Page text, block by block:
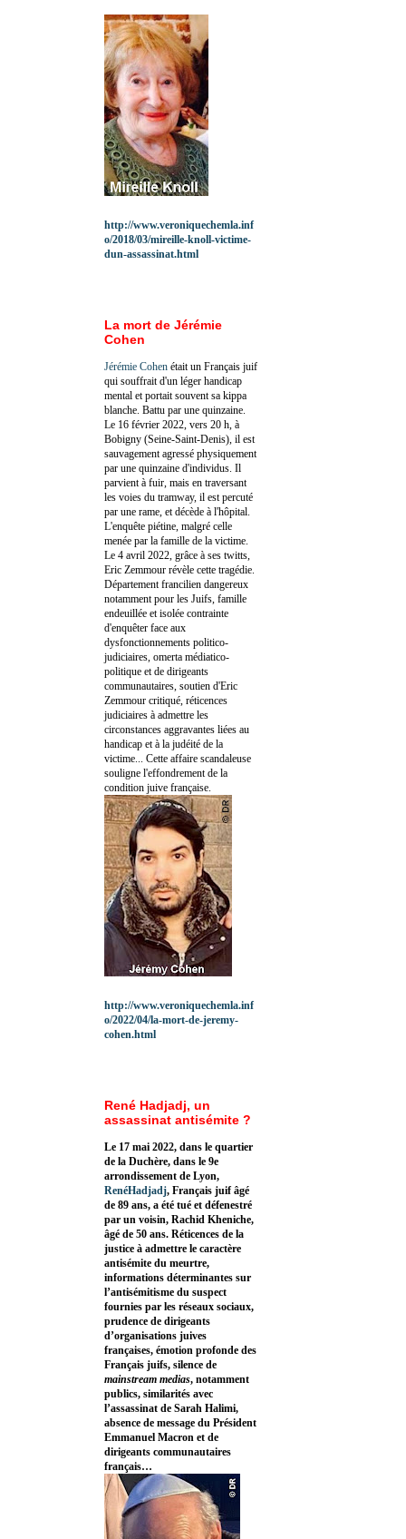
http://www.veroniquechemla.inf
o/2018/03/mireille-knoll-victime-
dun-assassinat.html
La mort de Jérémie
Cohen
Jérémie Cohen était un Français juif
qui souffrait d'un léger handicap
mental et portait souvent sa kippa
blanche. Battu par une quinzaine.
Le 16 février 2022, vers 20 h, à
Bobigny (Seine-Saint-Denis), il est
sauvagement agressé physiquement
par une quinzaine d'individus. Il
parvient à fuir, mais en traversant
les voies du tramway, il est percuté
par une rame, et décède à l'hôpital.
L'enquête piétine, malgré celle
menée par la famille de la victime.
Le 4 avril 2022, grâce à ses twitts,
Eric Zemmour révèle cette tragédie.
Département francilien dangereux
notamment pour les Juifs, famille
endeuillée et isolée contrainte
d'enquêter face aux
dysfonctionnements politico-
judiciaires, omerta médiatico-
politique et de dirigeants
communautaires, soutien d'Eric
Zemmour critiqué, réticences
judiciaires à admettre les
circonstances aggravantes liées au
handicap et à la judéité de la
victime... Cette affaire scandaleuse
souligne l'effondrement de la
condition juive française.
http://www.veroniquechemla.inf
o/2022/04/la-mort-de-jeremy-
cohen.html
René Hadjadj, un
assassinat antisémite ?
Le 17 mai 2022, dans le quartier
de la Duchère, dans le 9e
arrondissement de Lyon,
RenéHadjadj, Français juif âgé
de 89 ans, a été tué et défenestré
par un voisin, Rachid Kheniche,
âgé de 50 ans. Réticences de la
justice à admettre le caractère
antisémite du meurtre,
informations déterminantes sur
l’antisémitisme du suspect
fournies par les réseaux sociaux,
prudence de dirigeants
d’organisations juives
françaises, émotion profonde des
Français juifs, silence de
mainstream medias, notamment
publics, similarités avec
l’assassinat de Sarah Halimi,
absence de message du Président
Emmanuel Macron et de
dirigeants communautaires
français…